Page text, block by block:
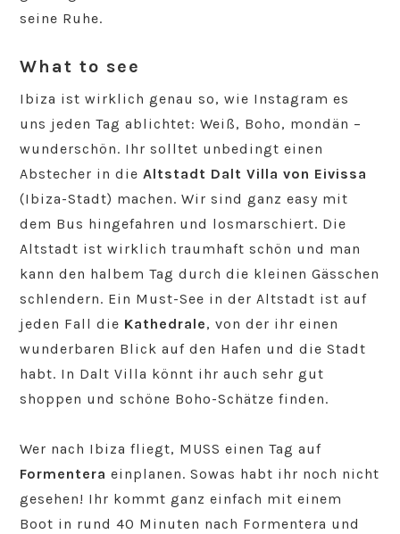
seine Ruhe.
What to see
Ibiza ist wirklich genau so, wie Instagram es
uns jeden Tag ablichtet: Weiß, Boho, mondän –
wunderschön. Ihr solltet unbedingt einen
Abstecher in dieAltstadt Dalt Villa von Eivissa
(Ibiza-Stadt) machen. Wir sind ganz easy mit
dem Bus hingefahren und losmarschiert. Die
Altstadt ist wirklich traumhaft schön und man
kann den halbem Tag durch die kleinen Gässchen
schlendern. Ein Must-See in der Altstadt ist auf
jeden Fall die Kathedrale, von der ihr einen
wunderbaren Blick auf den Hafen und die Stadt
habt. In Dalt Villa könnt ihr auch sehr gut
shoppen und schöne Boho-Schätze finden.
Wer nach Ibiza fliegt, MUSS einen Tag auf
Formentera einplanen. Sowas habt ihr noch nicht
gesehen! Ihr kommt ganz einfach mit einem
Boot in rund 40 Minuten nach Formentera und